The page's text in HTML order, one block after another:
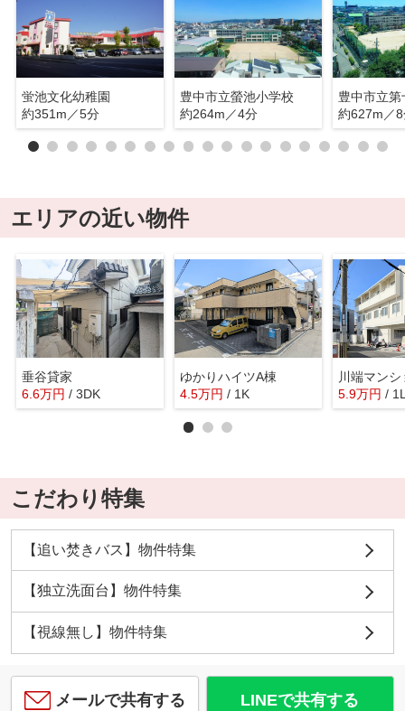
蛍池文化幼稚園
約351m／5分
豊中市立螢池小学校
約264m／4分
豊中市立
約627m／
エリアの近い物件
垂谷貸家
6.6万円 / 3DK
ゆかりハイツA棟
4.5万円 / 1K
川端マンシ
5.9万円 /
こだわり特集
【追い焚きバス】物件特集
【独立洗面台】物件特集
【視線無し】物件特集
メールで共有する LINEで共有する